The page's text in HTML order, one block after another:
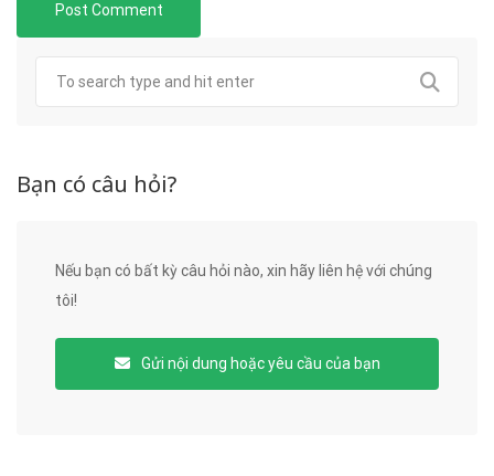
Bạn có câu hỏi?
Nếu bạn có bất kỳ câu hỏi nào, xin hãy liên hệ với chúng
tôi!
Gửi nội dung hoặc yêu cầu của bạn